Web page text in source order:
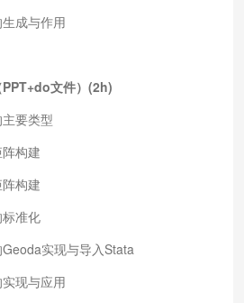
成与作用
文件）(2h)
要类型
构建
构建
准化
实现与导入Stata
现与应用